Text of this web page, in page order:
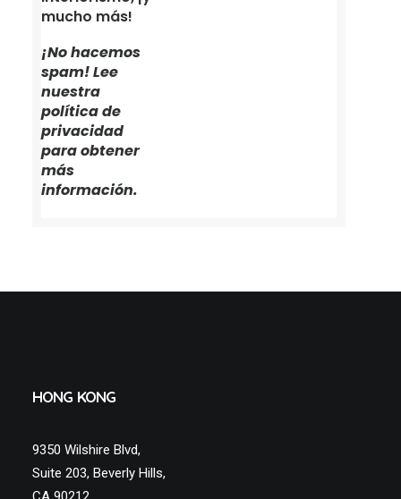
mucho más!
¡No hacemos
spam! Lee
nuestra
política de
privacidad
para obtener
más
información.
HONG KONG
9350 Wilshire Blvd,
Suite 203, Beverly Hills,